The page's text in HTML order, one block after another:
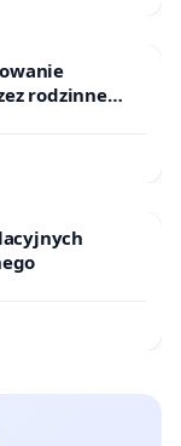
się tej
od
Straży
do
pod uwagę
będą
rodzinne